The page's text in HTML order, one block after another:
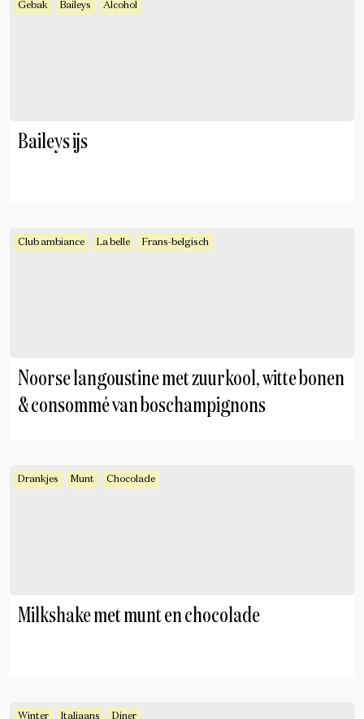
Gebak Baileys Alcohol
Baileys ijs
Club ambiance La belle Frans-belgisch
Noorse langoustine met zuurkool, witte bonen
& consommé van boschampignons
Drankjes Munt Chocolade
Milkshake met munt en chocolade
Winter Italiaans Diner